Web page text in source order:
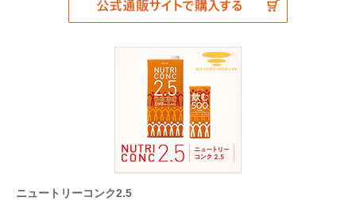
ニュートリーコンク2.5